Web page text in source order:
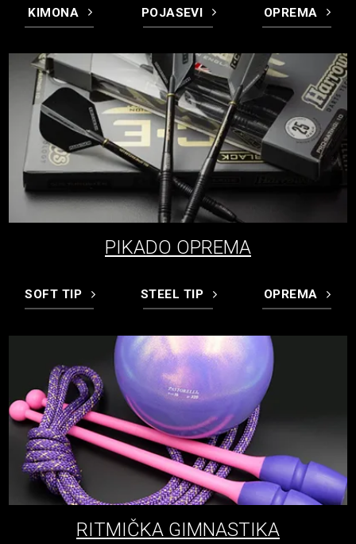
KIMONA POJASEVI OPREMA
PIKADO OPREMA
SOFT TIP STEEL TIP OPREMA
RITMIČKA GIMNASTIKA